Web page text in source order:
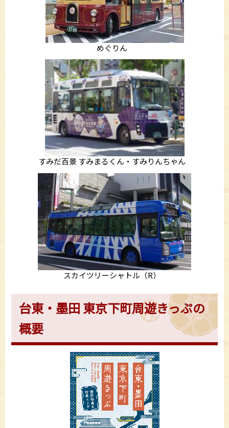
めぐりん
すみだ百景 すみまるくん・すみりんちゃん
スカイツリーシャトル（R）
台東・墨田 東京下町周遊きっぷの
概要